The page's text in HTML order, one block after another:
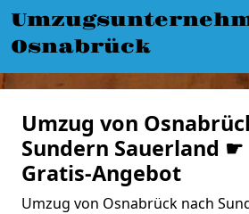
Osnabrück
Umzug von
Sundern Sauerland ☛
Gratis-Angebot
Umzug von Osnabrück nach